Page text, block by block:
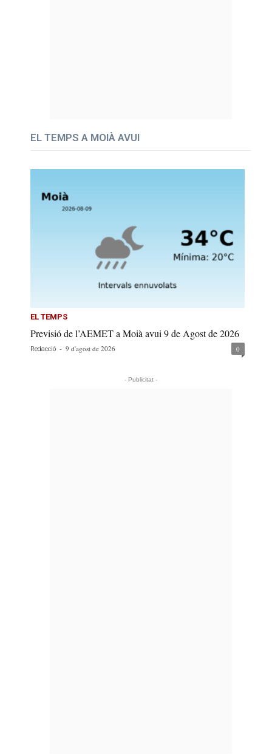
EL TEMPS A MOIÀ AVUI
EL TEMPS
Previsió de l’AEMET a Moià avui 9 de Agost de 2026
Redacció - 9 d'agost de 2026 0
- Publicitat -